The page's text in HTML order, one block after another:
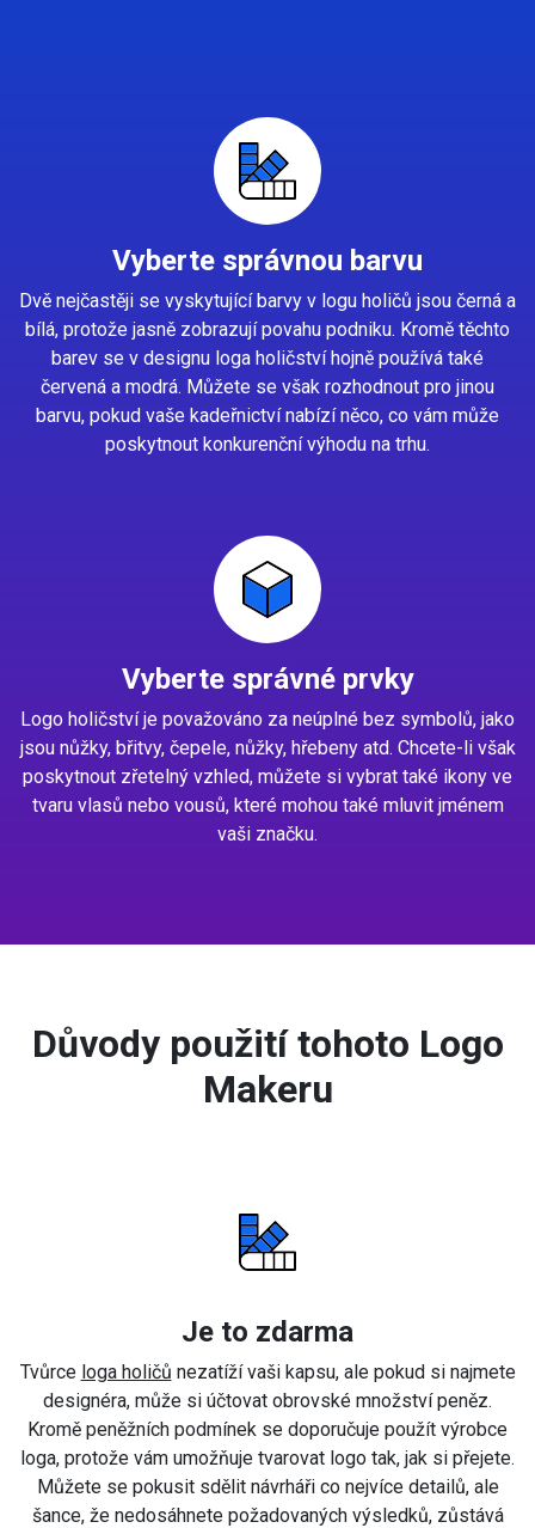
Vyberte správnou barvu
Dvě nejčastěji se vyskytující barvy v logu holičů jsou černá a
bílá, protože jasně zobrazují povahu podniku. Kromě těchto
barev se v designu loga holičství hojně používá také
červená a modrá. Můžete se však rozhodnout pro jinou
barvu, pokud vaše kadeřnictví nabízí něco, co vám může
poskytnout konkurenční výhodu na trhu.
Vyberte správné prvky
Logo holičství je považováno za neúplné bez symbolů, jako
jsou nůžky, břitvy, čepele, nůžky, hřebeny atd. Chcete-li však
poskytnout zřetelný vzhled, můžete si vybrat také ikony ve
tvaru vlasů nebo vousů, které mohou také mluvit jménem
vaši značku.
Důvody použití tohoto Logo
Makeru
Je to zdarma
Tvůrce loga holičů nezatíží vaši kapsu, ale pokud si najmete
designéra, může si účtovat obrovské množství peněz.
Kromě peněžních podmínek se doporučuje použít výrobce
loga, protože vám umožňuje tvarovat logo tak, jak si přejete.
Můžete se pokusit sdělit návrháři co nejvíce detailů, ale
šance, že nedosáhnete požadovaných výsledků, zůstává